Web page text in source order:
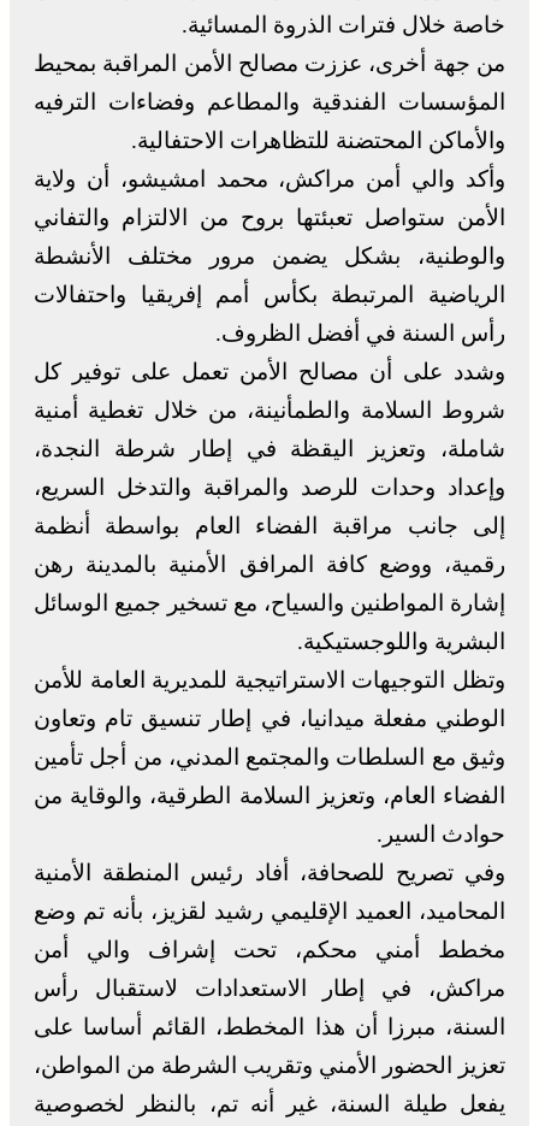
خاصة خلال فترات الذروة المسائية.
من جهة أخرى، عززت مصالح الأمن المراقبة بمحيط
المؤسسات الفندقية والمطاعم وفضاءات الترفيه
والأماكن المحتضنة للتظاهرات الاحتفالية.
وأكد والي أمن مراكش، محمد امشيشو، أن ولاية
الأمن ستواصل تعبئتها بروح من الالتزام والتفاني
والوطنية، بشكل يضمن مرور مختلف الأنشطة
الرياضية المرتبطة بكأس أمم إفريقيا واحتفالات
رأس السنة في أفضل الظروف.
وشدد على أن مصالح الأمن تعمل على توفير كل
شروط السلامة والطمأنينة، من خلال تغطية أمنية
شاملة، وتعزيز اليقظة في إطار شرطة النجدة،
وإعداد وحدات للرصد والمراقبة والتدخل السريع،
إلى جانب مراقبة الفضاء العام بواسطة أنظمة
رقمية، ووضع كافة المرافق الأمنية بالمدينة رهن
إشارة المواطنين والسياح، مع تسخير جميع الوسائل
البشرية واللوجستيكية.
وتظل التوجيهات الاستراتيجية للمديرية العامة للأمن
الوطني مفعلة ميدانيا، في إطار تنسيق تام وتعاون
وثيق مع السلطات والمجتمع المدني، من أجل تأمين
الفضاء العام، وتعزيز السلامة الطرقية، والوقاية من
حوادث السير.
وفي تصريح للصحافة، أفاد رئيس المنطقة الأمنية
المحاميد، العميد الإقليمي رشيد لقزيز، بأنه تم وضع
مخطط أمني محكم، تحت إشراف والي أمن
مراكش، في إطار الاستعدادات لاستقبال رأس
السنة، مبرزا أن هذا المخطط، القائم أساسا على
تعزيز الحضور الأمني وتقريب الشرطة من المواطن،
يفعل طيلة السنة، غير أنه تم، بالنظر لخصوصية